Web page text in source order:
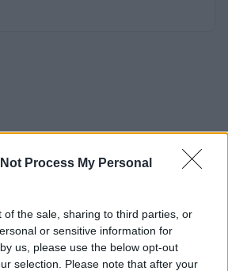
Process My Personal
of the sale, sharing to third parties, or
or sensitive information for
us, please use the below opt-out
selection. Please note that after your